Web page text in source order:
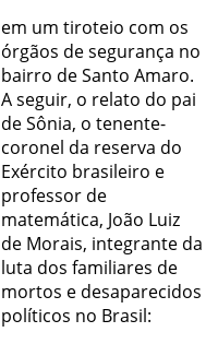
em um tiroteio com os
órgãos de segurança no
bairro de Santo Amaro.
A seguir, o relato do pai
de Sônia, o tenente-
coronel da reserva do
Exército brasileiro e
professor de
matemática, João Luiz
de Morais, integrante da
luta dos familiares de
mortos e desaparecidos
políticos no Brasil: